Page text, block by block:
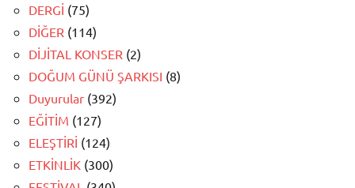
DERGİ (75)
DİĞER (114)
DİJİTAL KONSER (2)
DOĞUM GÜNÜ ŞARKISI (8)
Duyurular (392)
EĞİTİM (127)
ELEŞTİRİ (124)
ETKİNLİK (300)